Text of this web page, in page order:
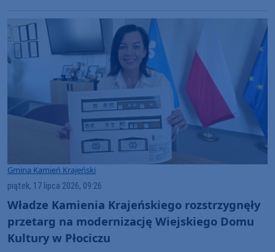
Gmina Kamień Krajeński
piątek, 17 lipca 2026, 09:26
Władze Kamienia Krajeńskiego rozstrzygnęły
przetarg na modernizację Wiejskiego Domu
Kultury w Płociczu